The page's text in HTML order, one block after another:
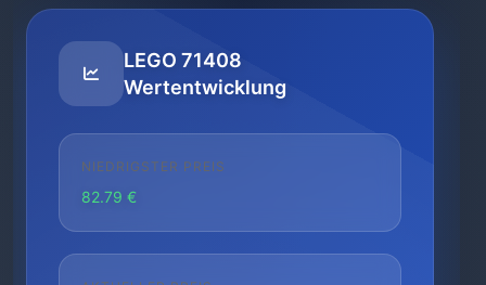
LEGO 71408
Wertentwicklung
NIEDRIGSTER PREIS
82.79 €